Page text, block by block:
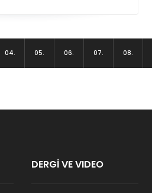
04. 05. 06. 07. 08.
DERGİ VE VIDEO